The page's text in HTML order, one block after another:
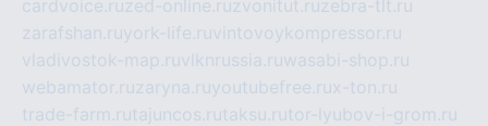
cardvoice.ruzed-online.ruzvonitut.ruzebra-tlt.ru
zarafshan.ruyork-life.ruvintovoykompressor.ru
vladivostok-map.ruvlknrussia.ruwasabi-shop.ru
webamator.ruzaryna.ruyoutubefree.rux-ton.ru
trade-farm.rutajuncos.rutaksu.rutor-lyubov-i-grom.ru